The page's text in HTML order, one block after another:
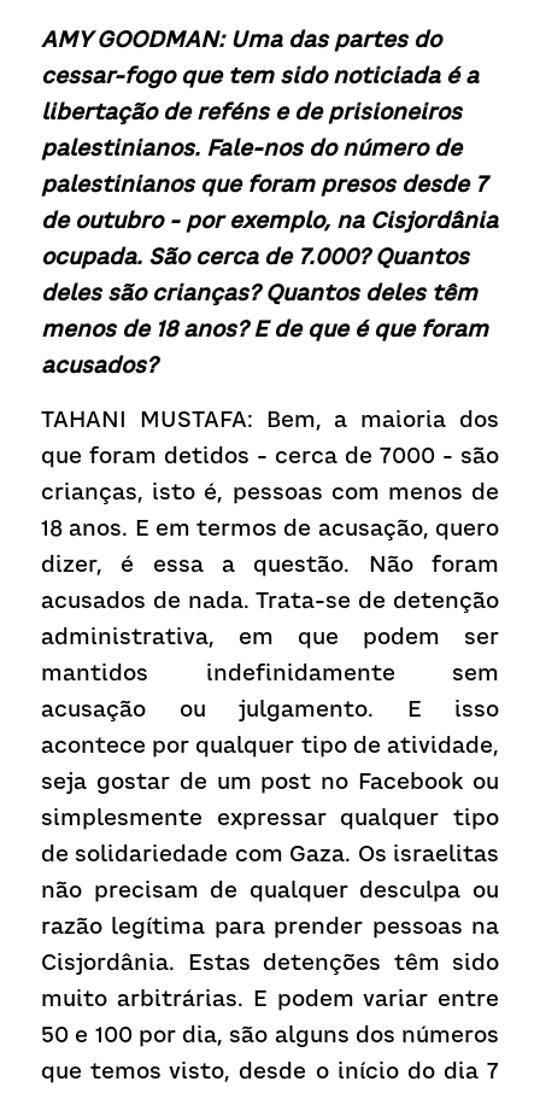
AMY GOODMAN: Uma das partes do
cessar-fogo que tem sido noticiada é a
libertação de reféns e de prisioneiros
palestinianos. Fale-nos do número de
palestinianos que foram presos desde 7
de outubro - por exemplo, na Cisjordânia
ocupada. São cerca de 7.000? Quantos
deles são crianças? Quantos deles têm
menos de 18 anos? E de que é que foram
acusados?
TAHANI MUSTAFA: Bem, a maioria dos
que foram detidos - cerca de 7000 - são
crianças, isto é, pessoas com menos de
18 anos. E em termos de acusação, quero
dizer, é essa a questão. Não foram
acusados de nada. Trata-se de detenção
administrativa, em que podem ser
mantidos indefinidamente sem
acusação ou julgamento. E isso
acontece por qualquer tipo de atividade,
seja gostar de um post no Facebook ou
simplesmente expressar qualquer tipo
de solidariedade com Gaza. Os israelitas
não precisam de qualquer desculpa ou
razão legítima para prender pessoas na
Cisjordânia. Estas detenções têm sido
muito arbitrárias. E podem variar entre
50 e 100 por dia, são alguns dos números
que temos visto, desde o início do dia 7